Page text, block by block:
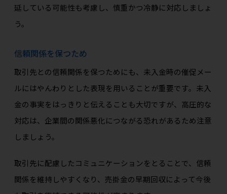
延している可能性も考慮し、慎重かつ冷静に対応しましょ
う。
信頼関係を保つため
取引先との信頼関係を保つためにも、未入金時の催促メー
ルにはやんわりとした表現を用いることが重要です。未入
金の事実をはっきりと伝えることも大切ですが、高圧的な
対応は、企業間の関係悪化につながる恐れがあるため注意
しましょう。
取引先に配慮したコミュニケーションをとることで、信頼
関係を維持しやすくなり、売掛金の早期回収によって今後